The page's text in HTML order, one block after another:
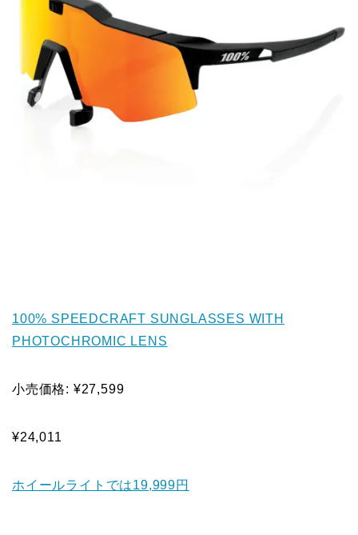
100% SPEEDCRAFT SUNGLASSES WITH
PHOTOCHROMIC LENS
小売価格: ¥27,599
¥24,011
ホイールライトでは19,999円